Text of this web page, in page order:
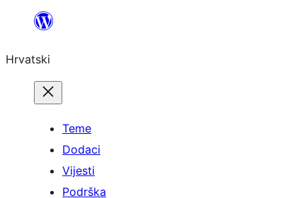
Skoči
sadržaja
Hrvatski
Teme
Dodaci
Vijesti
Podrška